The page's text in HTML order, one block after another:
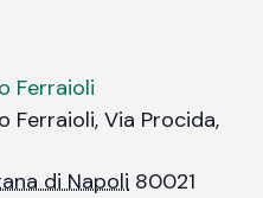
Ferraioli
Ferraioli, Via Procida,
di Napoli 80021